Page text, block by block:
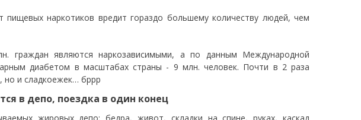
наркотиков вредит гораздо большему количеству людей, чем
граждан являются наркозависимыми, а по данным Международной
диабетом в масштабах страны - 9 млн. человек. Почти в 2 раза
но и сладкоежек… бррр
в депо, поездка в один конец